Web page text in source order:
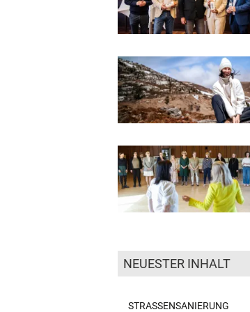
NEUESTER INHALT
STRASSENSANIERUNG